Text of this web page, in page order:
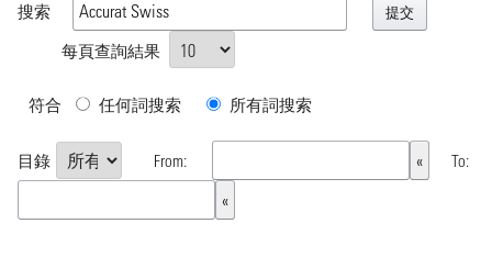
搜索
每頁查詢結果
符合 任何詞搜索 所有詞搜索
目錄 From: To: